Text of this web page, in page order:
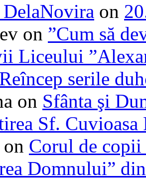
on
on ”Cum să
Liceului
Reîncep serile
on Sfânta şi
Sf. Cuvioasa
on Corul de
Domnului”